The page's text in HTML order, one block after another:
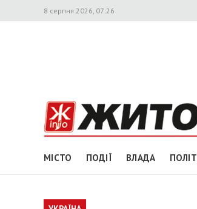
8 серпня 2026, 07:26
МІСТО ПОДІЇ ВЛАДА